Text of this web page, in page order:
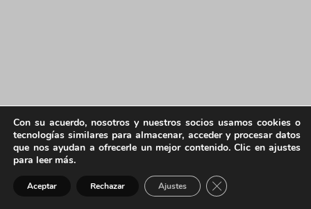
Con su acuerdo, nosotros y nuestros socios usamos cookies o
tecnologías similares para almacenar, acceder y procesar datos
que nos ayudan a ofrecerle un mejor contenido. Clic en ajustes
para leer más.
Aceptar Rechazar Ajustes Cerrar el banner de